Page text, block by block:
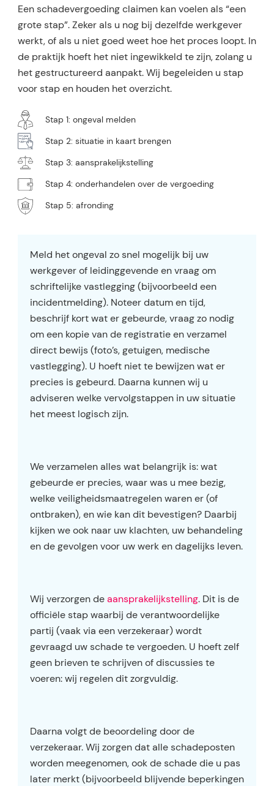
Een schadevergoeding claimen kan voelen als “een
grote stap”. Zeker als u nog bij dezelfde werkgever
werkt, of als u niet goed weet hoe het proces loopt. In
de praktijk hoeft het niet ingewikkeld te zijn, zolang u
het gestructureerd aanpakt. Wij begeleiden u stap
voor stap en houden het overzicht.
Stap 1: ongeval melden
Stap 2: situatie in kaart brengen
Stap 3: aansprakelijkstelling
Stap 4: onderhandelen over de vergoeding
Stap 5: afronding
Meld het ongeval zo snel mogelijk bij uw
werkgever of leidinggevende en vraag om
schriftelijke vastlegging (bijvoorbeeld een
incidentmelding). Noteer datum en tijd,
beschrijf kort wat er gebeurde, vraag zo nodig
om een kopie van de registratie en verzamel
direct bewijs (foto’s, getuigen, medische
vastlegging). U hoeft niet te bewijzen wat er
precies is gebeurd. Daarna kunnen wij u
adviseren welke vervolgstappen in uw situatie
het meest logisch zijn.
We verzamelen alles wat belangrijk is: wat
gebeurde er precies, waar was u mee bezig,
welke veiligheidsmaatregelen waren er (of
ontbraken), en wie kan dit bevestigen? Daarbij
kijken we ook naar uw klachten, uw behandeling
en de gevolgen voor uw werk en dagelijks leven.
Wij verzorgen de aansprakelijkstelling. Dit is de
officiële stap waarbij de verantwoordelijke
partij (vaak via een verzekeraar) wordt
gevraagd uw schade te vergoeden. U hoeft zelf
geen brieven te schrijven of discussies te
voeren: wij regelen dit zorgvuldig.
Daarna volgt de beoordeling door de
verzekeraar. Wij zorgen dat alle schadeposten
worden meegenomen, ook de schade die u pas
later merkt (bijvoorbeeld blijvende beperkingen